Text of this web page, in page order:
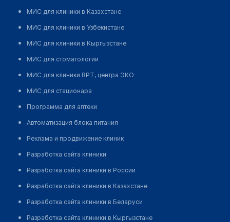
МИС для клиники в Казахстане
МИС для клиники в Узбекистане
МИС для клиники в Кыргызстане
МИС для стоматологии
МИС для клиники ВРТ, центра ЭКО
МИС для стационара
Программа для аптеки
Автоматизация блока питания
Реклама и продвижение клиник
Разработка сайта клиники
Разработка сайта клиники в России
Разработка сайта клиники в Казахстане
Разработка сайта клиники в Беларуси
Разработка сайта клиники в Кыргызстане